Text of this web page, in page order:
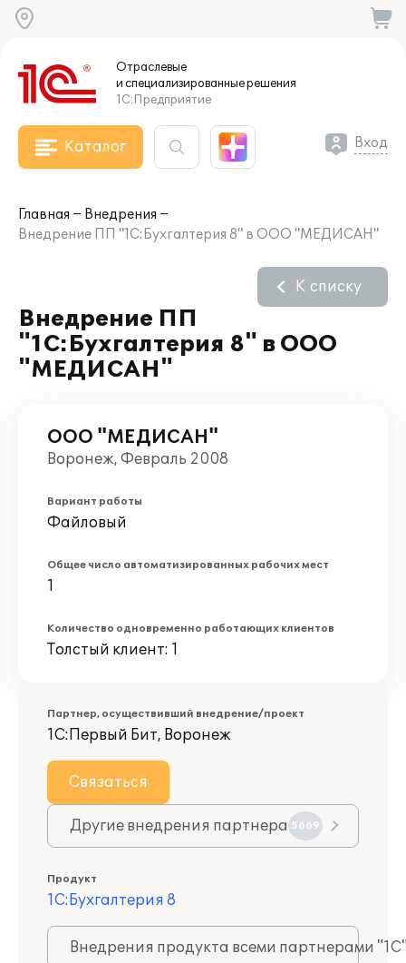
Отраслевые
и специализированныерешения
1С:Предприятие
Каталог Вход
Главная
Внедрения
Внедрение ПП "1С:Бухгалтерия 8" в ООО "МЕДИСАН"
Внедрение ПП
"1С:Бухгалтерия 8" в ООО
"МЕДИСАН"
К списку
ООО "МЕДИСАН"
Воронеж, Февраль 2008
Вариант работы
Файловый
Общее число автоматизированных рабочих мест
1
Количество одновременно работающих клиентов
Толстый клиент: 1
Партнер, осуществивший внедрение/проект
1С:Первый Бит, Воронеж
Связаться
Другие внедрения партнера 5669
Продукт
1С:Бухгалтерия 8
Внедрения продукта всеми партнерами